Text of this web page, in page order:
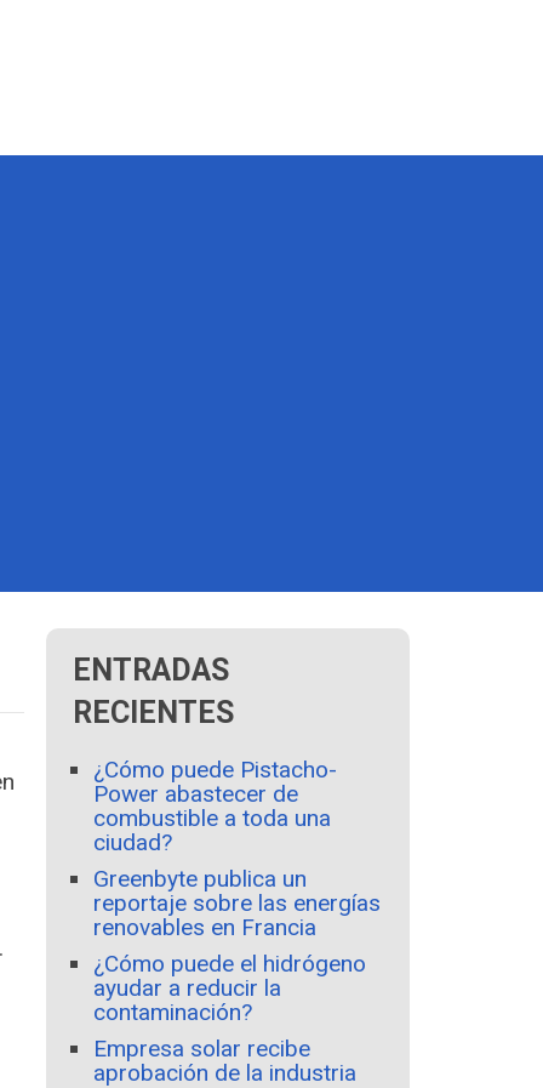
ENTRADAS
RECIENTES
¿Cómo puede Pistacho-
Power abastecer de
combustible a toda una
ciudad?
Greenbyte publica un
reportaje sobre las energías
renovables en Francia
¿Cómo puede el hidrógeno
ayudar a reducir la
contaminación?
Empresa solar recibe
aprobación de la industria